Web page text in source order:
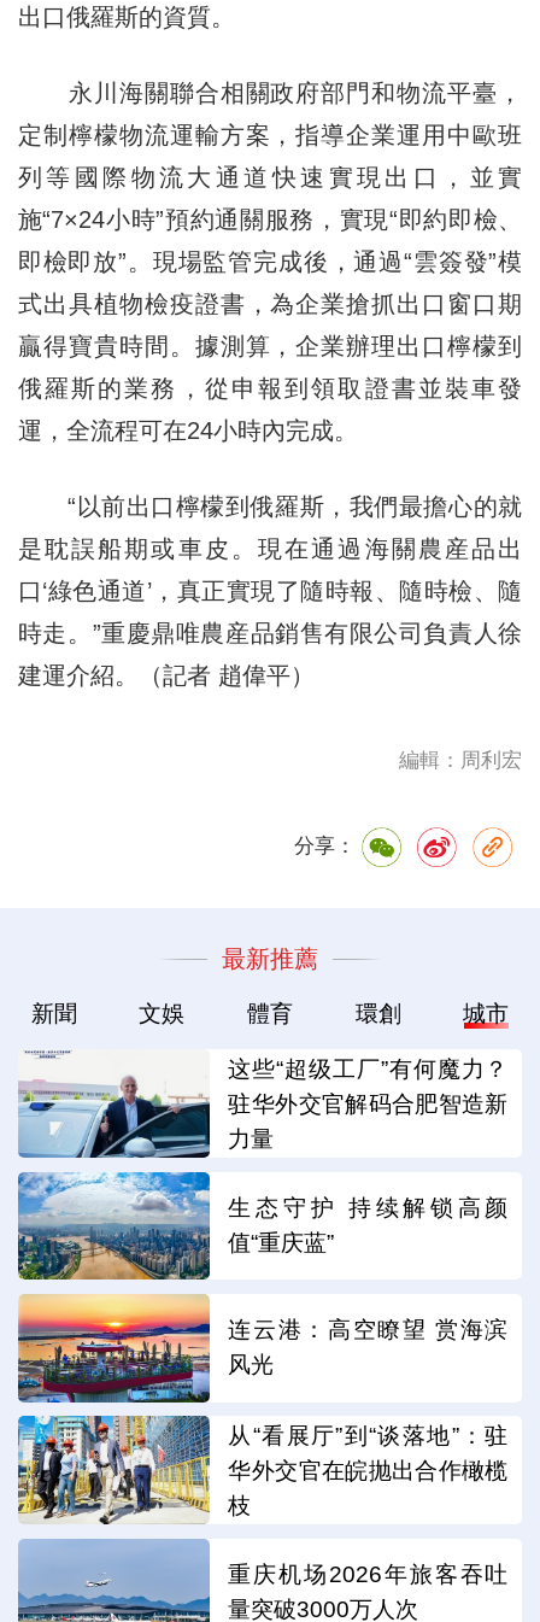
出口俄羅斯的資質。
永川海關聯合相關政府部門和物流平臺，
定制檸檬物流運輸方案，指導企業運用中歐班
列等國際物流大通道快速實現出口，並實
施“7×24小時”預約通關服務，實現“即約即檢、
即檢即放”。現場監管完成後，通過“雲簽發”模
式出具植物檢疫證書，為企業搶抓出口窗口期
贏得寶貴時間。據測算，企業辦理出口檸檬到
俄羅斯的業務，從申報到領取證書並裝車發
運，全流程可在24小時內完成。
“以前出口檸檬到俄羅斯，我們最擔心的就
是耽誤船期或車皮。現在通過海關農産品出
口‘綠色通道’，真正實現了隨時報、隨時檢、隨
時走。”重慶鼎唯農産品銷售有限公司負責人徐
建運介紹。（記者 趙偉平）
編輯：周利宏
分享：
最新推薦
新聞 文娛 體育 環創 城市
这些“超级工厂”有何魔力？
驻华外交官解码合肥智造新
力量
生态守护 持续解锁高颜
值“重庆蓝”
连云港：高空瞭望 赏海滨
风光
从“看展厅”到“谈落地”：驻
华外交官在皖抛出合作橄榄
枝
重庆机场2026年旅客吞吐
量突破3000万人次